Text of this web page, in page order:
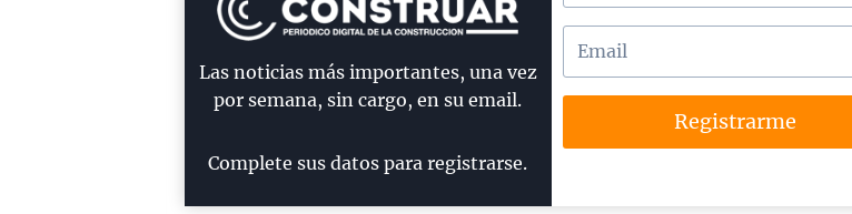
Las noticias más importantes, una vez
por semana, sin cargo, en su email.
Complete sus datos para registrarse.
Registrarme